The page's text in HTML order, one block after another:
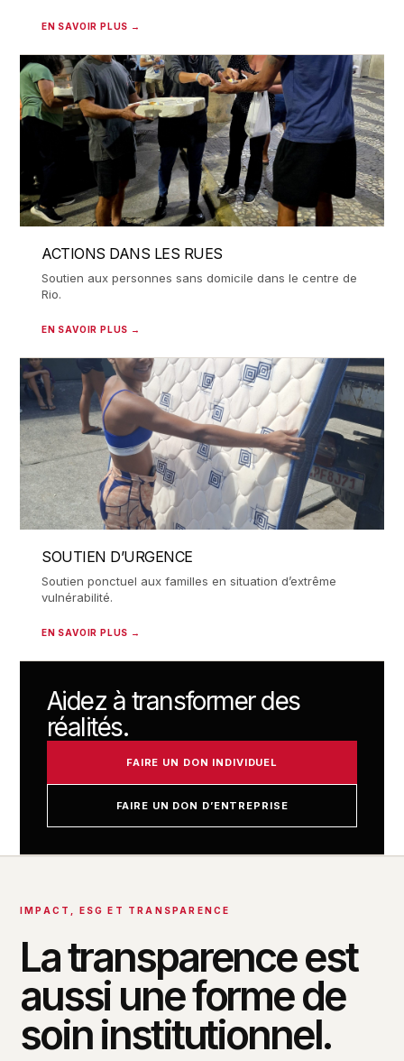
EN SAVOIR PLUS →
ACTIONS DANS LES RUES
Soutien aux personnes sans domicile dans le centre de
Rio.
EN SAVOIR PLUS →
SOUTIEN D’URGENCE
Soutien ponctuel aux familles en situation d’extrême
vulnérabilité.
EN SAVOIR PLUS →
Aidez à transformer des
réalités.
FAIRE UN DON INDIVIDUEL
FAIRE UN DON D’ENTREPRISE
IMPACT, ESG ET TRANSPARENCE
La transparence est
aussi une forme de
soin institutionnel.